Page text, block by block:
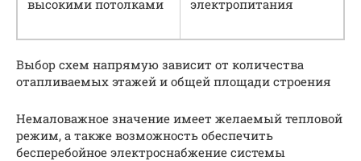
высокими потолками электропитания
Выбор схем напрямую зависит от количества
отапливаемых этажей и общей площади строения
Немаловажное значение имеет желаемый тепловой
режим, а также возможность обеспечить
бесперебойное электроснабжение системы